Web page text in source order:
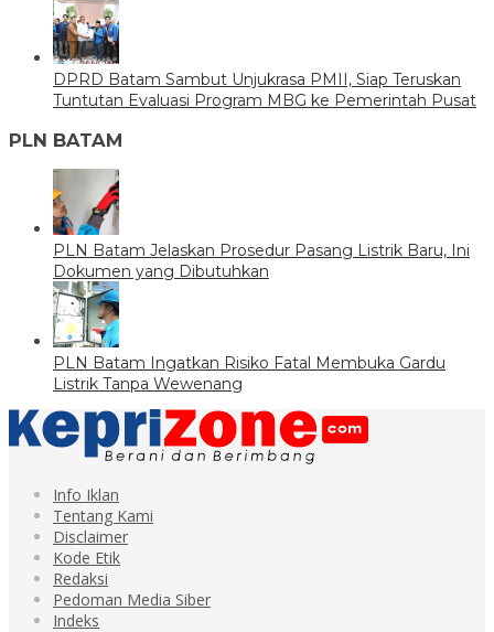
DPRD Batam Sambut Unjukrasa PMII, Siap Teruskan
Tuntutan Evaluasi Program MBG ke Pemerintah Pusat
PLN BATAM
PLN Batam Jelaskan Prosedur Pasang Listrik Baru, Ini
Dokumen yang Dibutuhkan
PLN Batam Ingatkan Risiko Fatal Membuka Gardu
Listrik Tanpa Wewenang
Info Iklan
Tentang Kami
Disclaimer
Kode Etik
Redaksi
Pedoman Media Siber
Indeks